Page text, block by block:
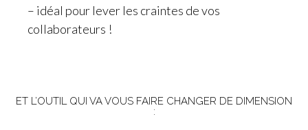
ET L’OUTIL QUI VA VOUS FAIRE CHANGER DE DIMENSION
:
– idéal pour lever les craintes de vos
collaborateurs !